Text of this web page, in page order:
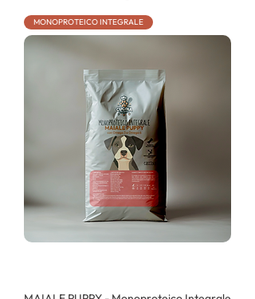
MONOPROTEICO INTEGRALE